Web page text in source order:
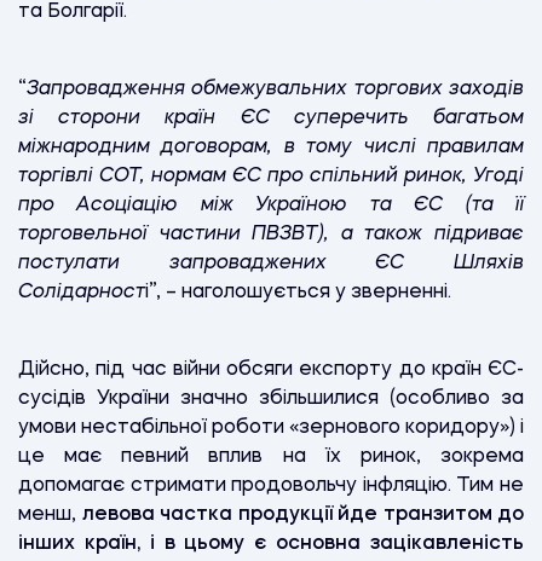
та Болгарії.
“Запровадження обмежувальних торгових заходів
зі сторони країн ЄС суперечить багатьом
міжнародним договорам, в тому числі правилам
торгівлі СОТ, нормам ЄС про спільний ринок, Угоді
про Асоціацію між Україною та ЄС (та її
торговельної частини ПВЗВТ), а також підриває
постулати запроваджених ЄС Шляхів
Солідарності”, – наголошується у зверненні.
Дійсно, під час війни обсяги експорту до країн ЄС-
сусідів України значно збільшилися (особливо за
умови нестабільної роботи «зернового коридору») і
це має певний вплив на їх ринок, зокрема
допомагає стримати продовольчу інфляцію. Тим не
менш, левова частка продукції йде транзитом до
інших країн, і в цьому є основна зацікавленість